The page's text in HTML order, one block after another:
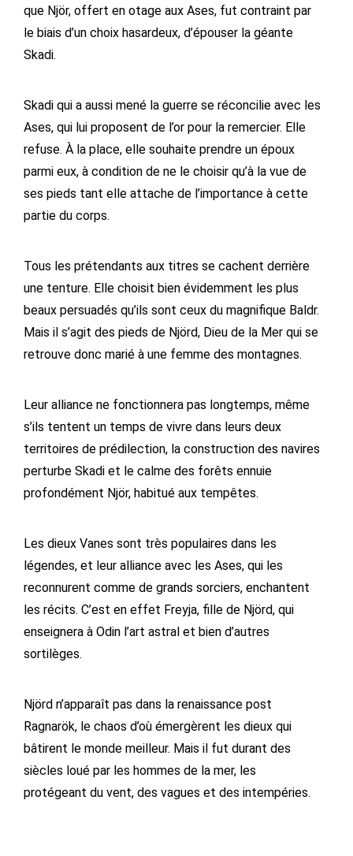
que Njör, offert en otage aux Ases, fut contraint par
le biais d’un choix hasardeux, d’épouser la géante
Skadi.
Skadi qui a aussi mené la guerre se réconcilie avec les
Ases, qui lui proposent de l’or pour la remercier. Elle
refuse. À la place, elle souhaite prendre un époux
parmi eux, à condition de ne le choisir qu’à la vue de
ses pieds tant elle attache de l’importance à cette
partie du corps.
Tous les prétendants aux titres se cachent derrière
une tenture. Elle choisit bien évidemment les plus
beaux persuadés qu’ils sont ceux du magnifique Baldr.
Mais il s’agit des pieds de Njörd, Dieu de la Mer qui se
retrouve donc marié à une femme des montagnes.
Leur alliance ne fonctionnera pas longtemps, même
s’ils tentent un temps de vivre dans leurs deux
territoires de prédilection, la construction des navires
perturbe Skadi et le calme des forêts ennuie
profondément Njör, habitué aux tempêtes.
Les dieux Vanes sont très populaires dans les
légendes, et leur alliance avec les Ases, qui les
reconnurent comme de grands sorciers, enchantent
les récits. C’est en effet Freyja, fille de Njörd, qui
enseignera à Odin l’art astral et bien d’autres
sortilèges.
Njörd n’apparaît pas dans la renaissance post
Ragnarök, le chaos d’où émergèrent les dieux qui
bâtirent le monde meilleur. Mais il fut durant des
siècles loué par les hommes de la mer, les
protégeant du vent, des vagues et des intempéries.